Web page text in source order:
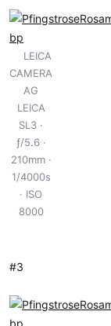
LEICA
CAMERA
AG
LEICA
SL3
ƒ/5.6
210mm
1/4000s
ISO
8000
#3